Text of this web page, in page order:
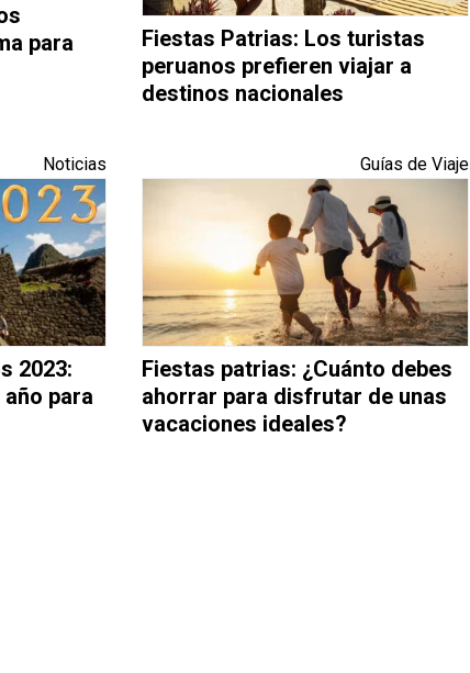
para
Fiestas Patrias: Los turistas
peruanos prefieren viajar a
destinos nacionales
Noticias
2023:
para
Guías de Viaje
Fiestas patrias: ¿Cuánto debes
ahorrar para disfrutar de unas
vacaciones ideales?